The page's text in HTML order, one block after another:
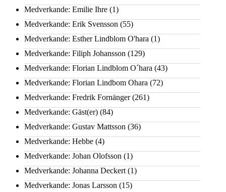
Medverkande: Emilie Ihre (1)
Medverkande: Erik Svensson (55)
Medverkande: Esther Lindblom O'hara (1)
Medverkande: Filiph Johansson (129)
Medverkande: Florian Lindblom O´hara (43)
Medverkande: Florian Lindbom Ohara (72)
Medverkande: Fredrik Fornänger(261)
Medverkande: Gäst(er) (84)
Medverkande: Gustav Mattsson (36)
Medverkande: Hebbe (4)
Medverkande: Johan Olofsson (1)
Medverkande: Johanna Deckert (1)
Medverkande: Jonas Larsson (15)